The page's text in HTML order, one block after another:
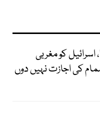
کو مغربی
کی اجازت نہیں دوں